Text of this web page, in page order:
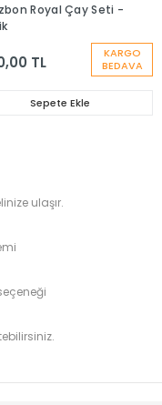
KARGO
BEDAVA
Royal Çay Seti -
TL
Sepete Ekle
ulaşır.